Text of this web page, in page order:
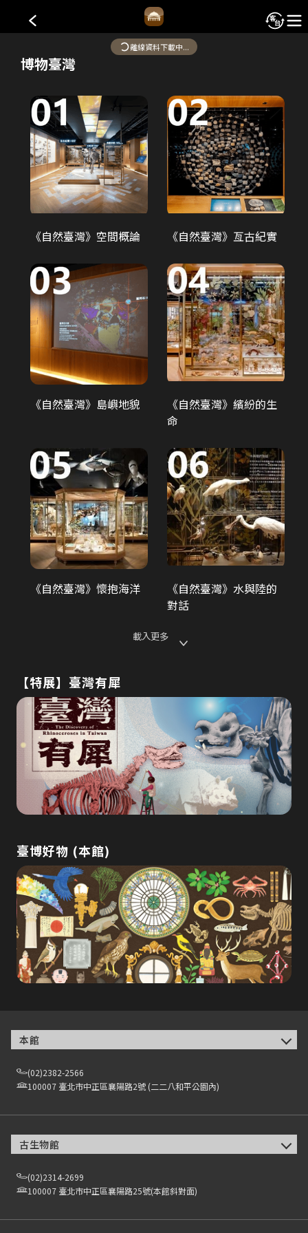
國立臺灣博物館-本館
本館成立於1908
*本系統部分內容採AI轉譯。若發現內容有誤或需要改
進之處，歡迎透過「建議事項」功能回報，協助我們持
續優化服務品質。
歷史與建築
發現臺灣-重訪臺灣博物學...
博物臺灣
博物臺灣
《自然臺灣》空間概論 《自然臺灣》亙古紀實
《自然臺灣》島嶼地貌
《自然臺灣》繽紛的生
命
《自然臺灣》懷抱海洋
《自然臺灣》水與陸的
對話
載入更多
【特展】臺灣有犀
臺博好物 (本館)
離線資料下載中...
本館
(02)2382-2566
100007 臺北市中正區襄陽路2號 (二二八和平公園內)
古生物館
(02)2314-2699
100007 臺北市中正區襄陽路25號(本館斜對面)